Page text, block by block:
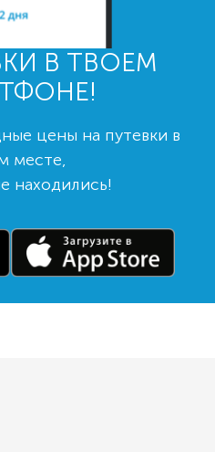
В ТВОЕМ
цены на путевки в
месте,
находились!